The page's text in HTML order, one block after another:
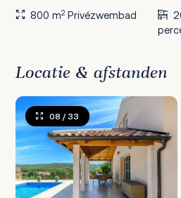
800 m2 Privézwembad
Locatie & afstanden
08 / 33